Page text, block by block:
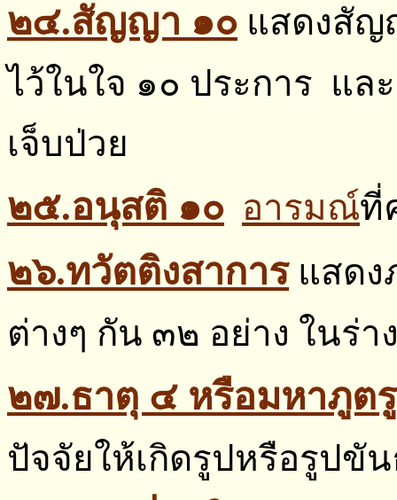
๒๔.สัญญา ๑๐ แสดงสัญ
ไว้ในใจ ๑๐ ประการ แล
เจ็บป่วย
๒๕.อนุสติ ๑๐ อารมณ์ที่
๒๖.ทวัตติงสาการแสดง
ต่างๆ กัน ๓๒ อย่าง ในร่
๒๗.ธาตุ ๔ หรือมหาภูต
ปัจจัยให้เกิดรูปหรือรูปขั